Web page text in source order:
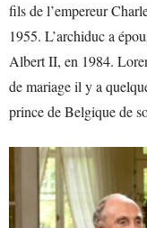
fils de l’empereur
1955. L’archiduc a
Albert II, en 1984.
de mariage il y a
prince de Belgique de